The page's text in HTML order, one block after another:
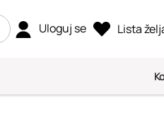
Uloguj se Lista